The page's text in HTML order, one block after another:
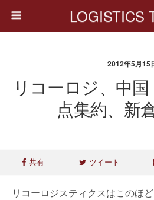
LOGISTICS
2012年5月15
リコーロジ、中
点集約、新
共有 ツイート
リコーロジスティクスはこのほ